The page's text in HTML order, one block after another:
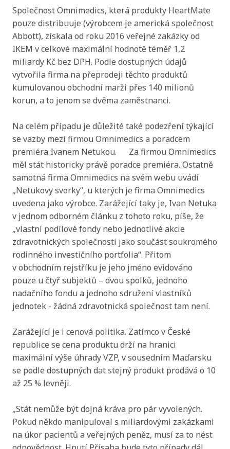
se vazby mezi firmou Omnimedics a poradcem
premiéra Ivanem Netukou. Za firmou Omnimedics
měl stát historicky právě poradce premiéra. Ostatně
samotná firma Omnimedics na svém webu uvádí
„Netukovy svorky“, u kterých je firma Omnimedics
uvedena jako výrobce. Zarážející taky je, Ivan Netuka
v jednom odborném článku z tohoto roku, píše, že
„vlastní podílové fondy nebo jednotlivé akcie
rodinného investičního portfolia“. Přitom
v obchodním rejstříku je jeho jméno evidováno
pouze u čtyř subjektů – dvou spolků, jednoho
nadačního fondu a jednoho sdružení vlastníků
jednotek - žádná zdravotnická společnost tam není.
Zarážející je i cenová politika. Zatímco v České
republice se cena produktu drží na hranici
maximální výše úhrady VZP, v sousedním Maďarsku
se podle dostupných dat stejný produkt prodává o 10
až 25 % levněji.
„Stát nemůže být dojná kráva pro pár vyvolených.
Pokud někdo manipuloval s miliardovými zakázkami
na úkor pacientů a veřejných peněz, musí za to nést
rozkrývat a tlačit na systémové změny v oblasti
zdravotnictví i veřejného zadávání. Nikdy jiný kromě
Přísahy to totiž nedokáže,“ uzavřel Robert Šlachta.
Robert Šlachta
Abychom vám usnadnili procházení stránek, nabídli
přizpůsobený obsah nebo reklamu a mohli anonymně
analyzovat návštěvnost, využíváme soubory cookies,
které sdílíme se svými partnery pro sociální média,
inzerci a analýzu. Jejich nastavení upravíte odkazem
"Nastavení cookies" a kdykoliv jej můžete změnit v
patičce webu. Podrobnější informace najdete v našich
Zásadách ochrany osobních údajů a používání souborů
cookies. Souhlasíte s používáním cookies?
Povolit povinné
Nastavení cookies
Povolit vše